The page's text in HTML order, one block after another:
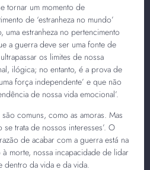
tornar um momento de
de ‘estranheza no mundo’
estranheza no pertencimento
a guerra deve ser uma fonte de
os limites de nossa
ilógica; no entanto, é a prova de
força independente’ e que não
de nossa vida emocional’.
comuns, como as amoras. Mas
trata de nossos interesses’. O
de acabar com a guerra está na
morte, nossa incapacidade de lidar
dentro da vida e da vida.